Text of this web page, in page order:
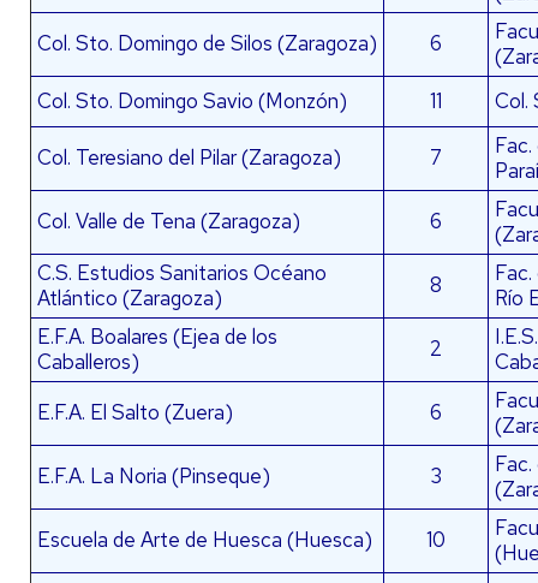
Col. Sto. Domingo de Silos (Zaragoza)
6
Col. Sto. Domingo Savio (Monzón)
11 Col.
Col. Teresiano del Pilar (Zaragoza) 7
Col. Valle de Tena (Zaragoza)
6
C.S. Estudios Sanitarios Océano
Atlántico (Zaragoza)
8
Río
E.F.A. Boalares (Ejea de los
Caballeros)
2
E.F.A. El Salto (Zuera)
6
E.F.A. La Noria (Pinseque)
3
Escuela de Arte de Huesca (Huesca)
10